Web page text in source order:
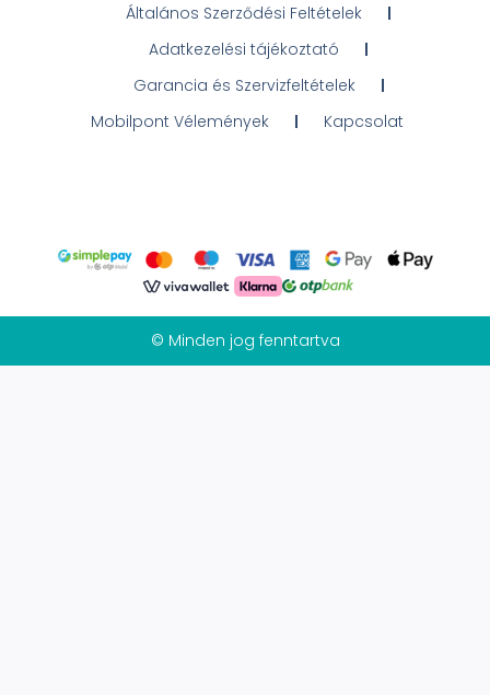
Általános Szerződési Feltételek
Adatkezelési tájékoztató
Garancia és Szervizfeltételek
Mobilpont Vélemények
Kapcsolat
© Minden jog fenntartva